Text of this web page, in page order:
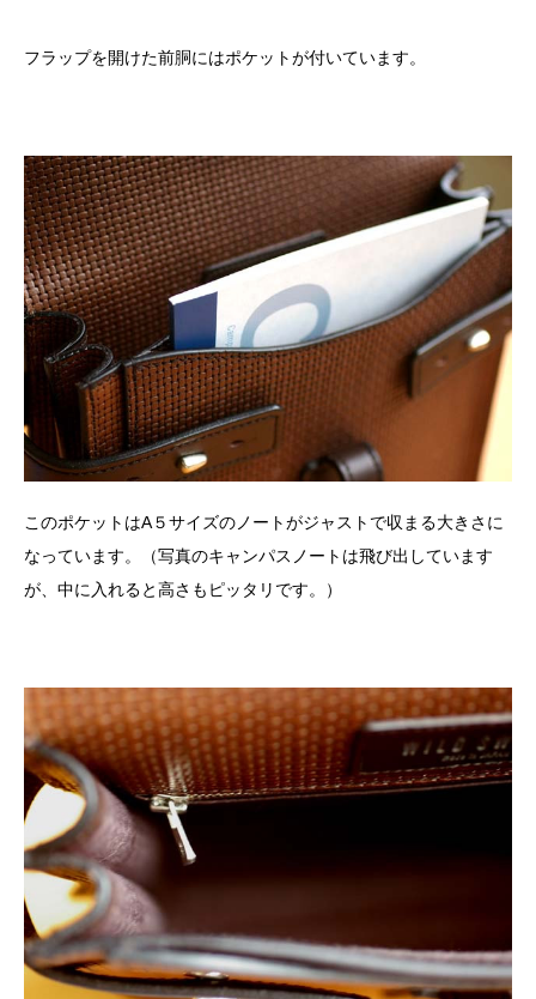
フラップを開けた前胴にはポケットが付いています。
このポケットはA５サイズのノートがジャストで収まる大きさに
なっています。（写真のキャンパスノートは飛び出しています
が、中に入れると高さもピッタリです。）